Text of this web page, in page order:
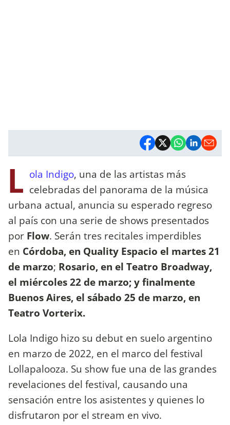
L ola Indigo, una de las artistas más
celebradas del panorama de la música
urbana actual, anuncia su esperado regreso
al país con una serie de shows presentados
por Flow. Serán tres recitales imperdibles
en Córdoba, en Quality Espacio el martes 21
de marzo; Rosario, en el Teatro Broadway,
el miércoles 22 de marzo; y finalmente
Buenos Aires, el sábado 25 de marzo, en
Teatro Vorterix.
Lola Indigo hizo su debut en suelo argentino
en marzo de 2022, en el marco del festival
Lollapalooza. Su show fue una de las grandes
revelaciones del festival, causando una
sensación entre los asistentes y quienes lo
disfrutaron por el stream en vivo.